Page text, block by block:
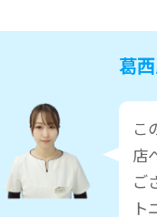
葛
こ
店
ご
ト